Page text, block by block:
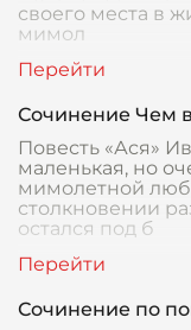
своего места в
мимол
Сочинение Чем
Повесть «Ася»
маленькая, но
мимолетной
столкновении
остался под б
Сочинение по